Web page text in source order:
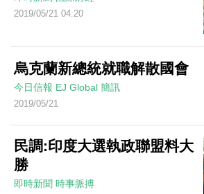
2019/05/21 04:20
烏克蘭新總統就職解散國會
今日信報 EJ Global 簡訊
2019/05/21
民調:印度大選執政聯盟料大
勝
即時新聞 時事脈搏